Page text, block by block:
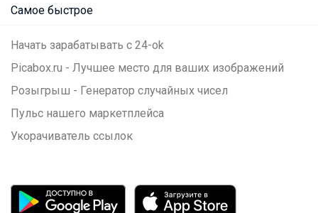
Самое быстрое
Начать зарабатывать с 24-ok
Picabox.ru - Лучшее место для ваших изображений
Розыгрыш - Генератор случайных чисел
Пульс нашего маркетплейса
Укорачиватель ссылок